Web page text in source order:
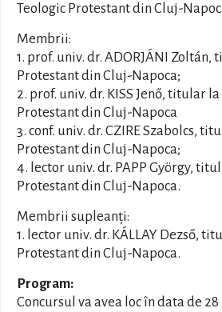
Teologic Protestant din Cluj-
Membrii:
1. prof. univ. dr. ADORJÁNI
Protestant din Cluj-Napoca;
2. prof. univ. dr. KISS Jenő, titular
Protestant din Cluj-Napoca
3. conf. univ. dr. CZIRE Szabolcs,
Protestant din Cluj-Napoca;
4. lector univ. dr. PAPP György,
Protestant din Cluj-Napoca.
Membrii supleanți:
1. lector univ. dr. KÁLLAY Dezső,
Protestant din Cluj-Napoca.
Program:
Concursul va avea loc în data de